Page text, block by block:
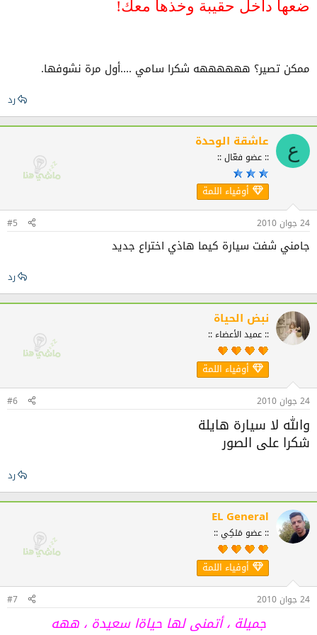
للبحث عن موقف سيارات! ضعها في أي
داخل حقيبة وخذها معك!
ضعها داخل حقيبة وخذها معك!
ممكن تصير؟ ههههههه شكرا سامي ....أول مرة نشوفها.
رد
ع عاشقة الوحدة
:: عضو فعّال ::
أوفياء اللمة
24 جوان 2010 #5
جامني شفت سيارة كيما هاذي اختراع جديد
رد
نبض الحياة
:: عميد الأعضاء ::
أوفياء اللمة
24 جوان 2010 #6
والله لا سيارة هايلة
شكرا على الصور
رد
EL General
:: عضو مَلكِي ::
أوفياء اللمة
24 جوان 2010 #7
جميلة ، أتمنى لها حياةا سعيدة ، ههه